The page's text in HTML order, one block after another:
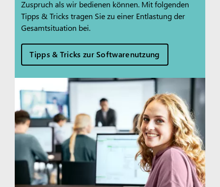
Zuspruch als wir bedienen können. Mit folgenden
Tipps & Tricks tragen Sie zu einer Entlastung der
Gesamtsituation bei.
Tipps & Tricks zur Softwarenutzung